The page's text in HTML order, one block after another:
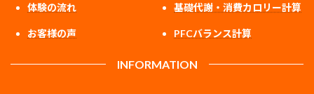
体験の流れ
お客様の声
基礎代謝・消費カロリー計算
PFCバランス計算
INFORMATION